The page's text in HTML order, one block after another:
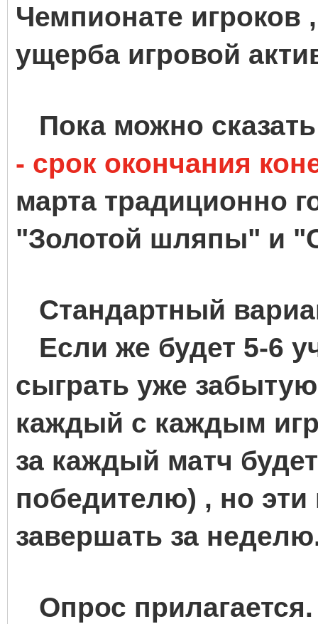
Чемпионате игроков
ущерба игровой
Пока можно
- срок окончания
марта традиционно
"Золотой шляпы" и
Стандартный
Если же будет 5-6
сыграть уже
каждый с каждым
за каждый матч
победителю) , но
завершать за
Опрос